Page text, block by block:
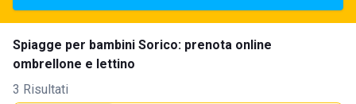
Spiagge per bambini Sorico: prenota online
ombrellone e lettino
3 Risultati